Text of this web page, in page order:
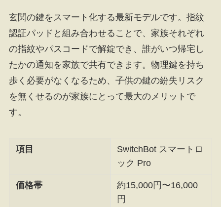
玄関の鍵をスマート化する最新モデルです。指紋
認証パッドと組み合わせることで、家族それぞれ
の指紋やパスコードで解錠でき、誰がいつ帰宅し
たかの通知を家族で共有できます。物理鍵を持ち
歩く必要がなくなるため、子供の鍵の紛失リスク
を無くせるのが家族にとって最大のメリットで
す。
項目
SwitchBot スマートロ
ック Pro
価格帯
約15,000円〜16,000
円